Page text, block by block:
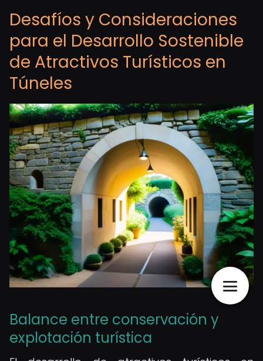
Desafíos y Consideraciones
para el Desarrollo Sostenible
de Atractivos Turísticos en
Túneles
Balance entre conservación y
explotación turística